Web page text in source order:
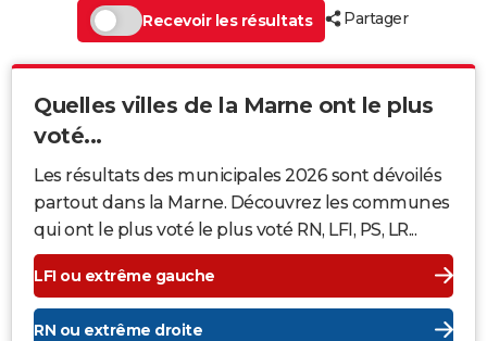
Recevoir les résultats
Partager
Quelles villes de la Marne ont le plus
voté...
Les résultats des municipales 2026 sont dévoilés
partout dans la Marne. Découvrez les communes
qui ont le plus voté le plus voté RN, LFI, PS, LR...
LFI ou extrême gauche
RN ou extrême droite